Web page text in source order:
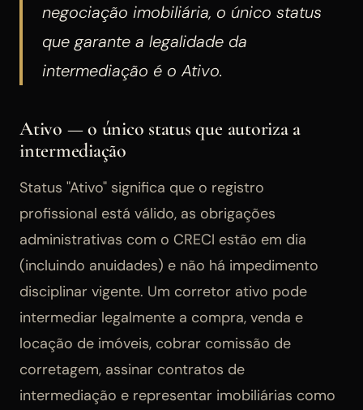
negociação imobiliária, o único status
que garante a legalidade da
intermediação é o Ativo.
Ativo — o único status que autoriza a
intermediação
Status "Ativo" significa que o registro
profissional está válido, as obrigações
administrativas com o CRECI estão em dia
(incluindo anuidades) e não há impedimento
disciplinar vigente. Um corretor ativo pode
intermediar legalmente a compra, venda e
locação de imóveis, cobrar comissão de
corretagem, assinar contratos de
intermediação e representar imobiliárias como